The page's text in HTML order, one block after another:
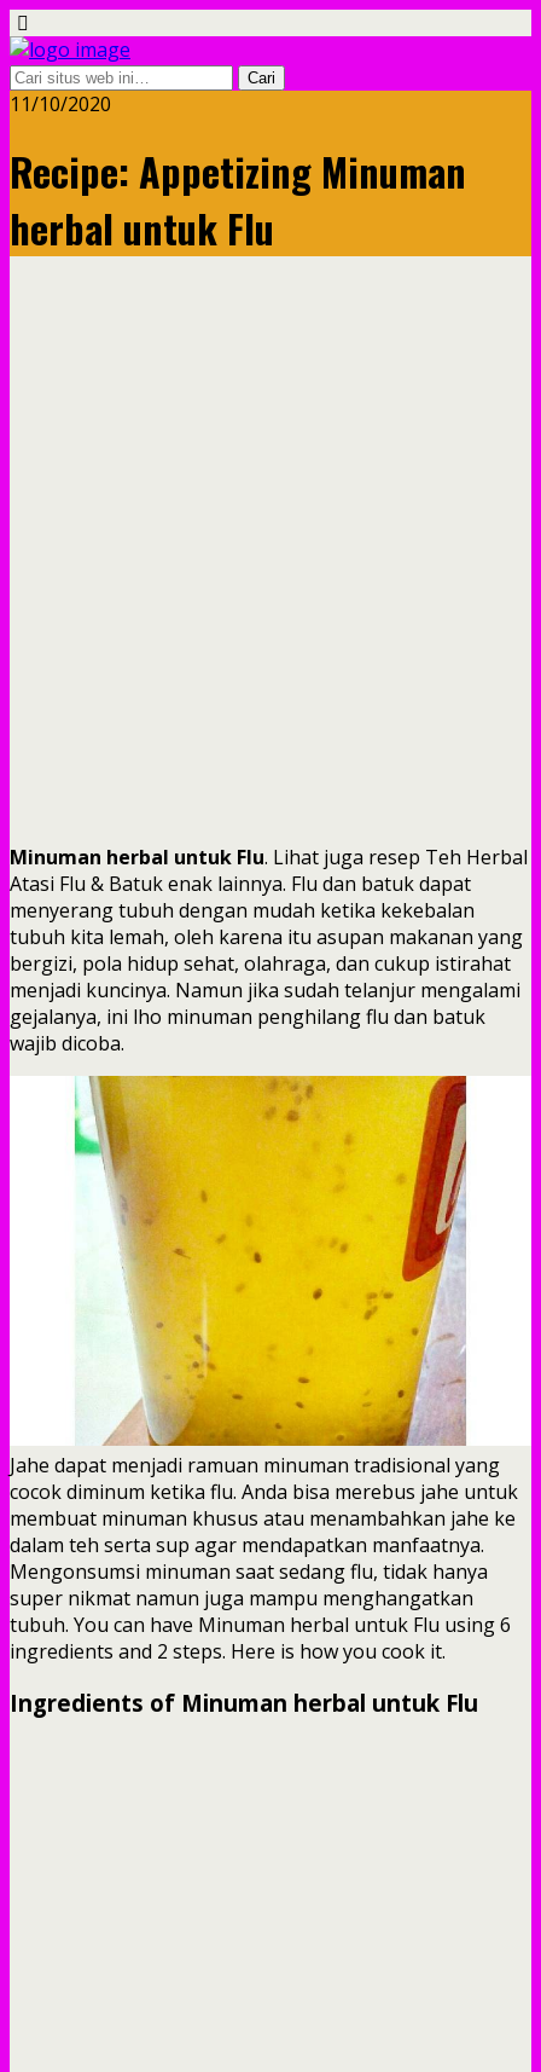
11/10/2020
Recipe: Appetizing Minuman
herbal untuk Flu
Minuman herbal untuk Flu. Lihat juga resep Teh Herbal
Atasi Flu & Batuk enak lainnya. Flu dan batuk dapat
menyerang tubuh dengan mudah ketika kekebalan
tubuh kita lemah, oleh karena itu asupan makanan yang
bergizi, pola hidup sehat, olahraga, dan cukup istirahat
menjadi kuncinya. Namun jika sudah telanjur mengalami
gejalanya, ini lho minuman penghilang flu dan batuk
wajib dicoba.
Jahe dapat menjadi ramuan minuman tradisional yang
cocok diminum ketika flu. Anda bisa merebus jahe untuk
membuat minuman khusus atau menambahkan jahe ke
dalam teh serta sup agar mendapatkan manfaatnya.
Mengonsumsi minuman saat sedang flu, tidak hanya
super nikmat namun juga mampu menghangatkan
tubuh. You can have Minuman herbal untuk Flu using 6
ingredients and 2 steps. Here is how you cook it.
Ingredients of Minuman herbal untuk Flu